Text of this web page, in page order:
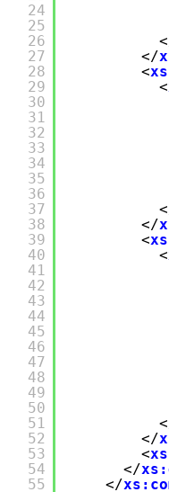
24
25
26
27
28
29
30
31
32
33
34
35
36
37
38
39
40
41
42
43
44
45
46
47
48
49
50
51
52
53
54
55
</
<
<
</
<
<
</
<
</
</